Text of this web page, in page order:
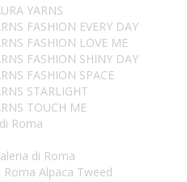
YARNS
FASHION EVERY DAY
FASHION LOVE ME
FASHION SHINY DAY
FASHION SPACE
STARLIGHT
TOUCH ME
Roma
di Roma
Roma Alpaca Tweed